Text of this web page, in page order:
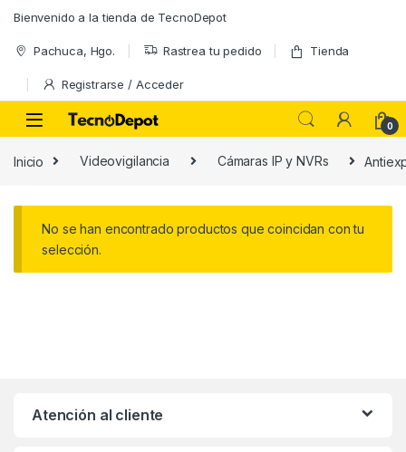
Bienvenido a la tienda de TecnoDepot
Pachuca, Hgo. Rastrea tu pedido Tienda
Registrarse / Acceder
0
Inicio Videovigilancia Cámaras IP y NVRs
No se han encontrado productos que coincidan con tu
selección.
Atención al cliente